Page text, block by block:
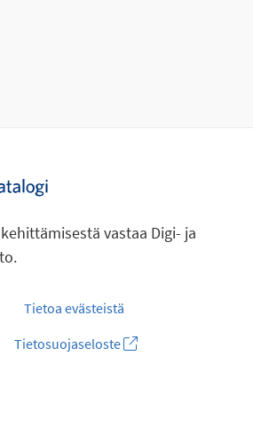
vastaa Digi- ja
Tietoa evästeistä
Tietosuojaseloste